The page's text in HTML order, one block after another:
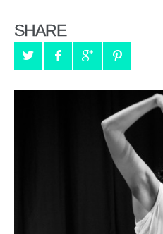
SHARE